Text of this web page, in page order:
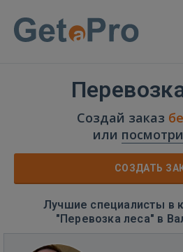
Создай заказ
или
СОЗДАТЬ
Лучшие специалисты в
"Перевозка леса" в